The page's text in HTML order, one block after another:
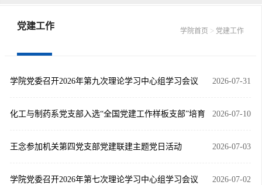
学院首页 > 党建工作
党建工作
2026-07-31
学院党委召开2026年第九次理论学习中心组学习会议
2026-07-10
化工与制药系党支部入选“全国党建工作样板支部”培育
创建单位
2026-07-03
王念参加机关第四党支部党建联建主题党日活动
2026-07-02
学院党委召开2026年第七次理论学习中心组学习会议